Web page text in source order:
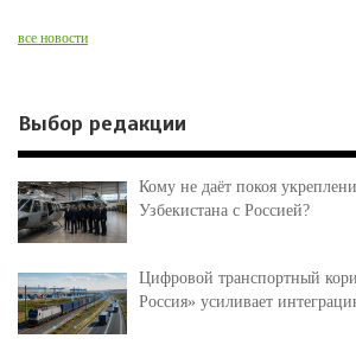
все новости
Выбор редакции
Кому не даёт покоя
Узбекистана с Россией?
Цифровой транспортный
Россия» усиливает